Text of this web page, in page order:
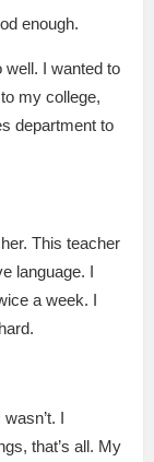
enough.
I wanted to
my college,
department to
This teacher
language. I
a week. I
I
that’s all. My